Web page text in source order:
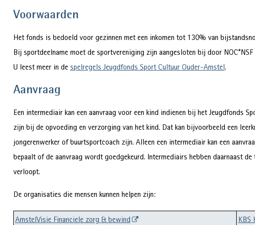
Voorwaarden
Het fonds is bedoeld voor gezinnen met een inkomen tot 130% van
Bij sportdeelname moet de sportvereniging zijn aangesloten bij door NOC*NSF
U leest meer in de spelregels Jeugdfonds Sport Cultuur Ouder-Amstel.
Aanvraag
Een intermediair kan een aanvraag voor een kind indienen bij het Jeugdfonds
zijn bij de opvoeding en verzorging van het kind. Dat kan bijvoorbeeld een
jongerenwerker of buurtsportcoach zijn. Alleen een intermediair kan een
bepaalt of de aanvraag wordt goedgekeurd. Intermediairs hebben daarnaast
verloopt.
De organisaties die mensen kunnen helpen zijn:
AmstelVisie Financiele zorg & bewind KBS